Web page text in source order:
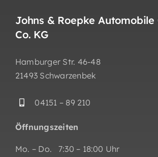
Johns & Roepke Automobile
Co. KG
Hamburger Str. 46-48
21493 Schwarzenbek
04151 – 89 210
Öffnungszeiten
Mo. – Do. 7:30 – 18:00 Uhr